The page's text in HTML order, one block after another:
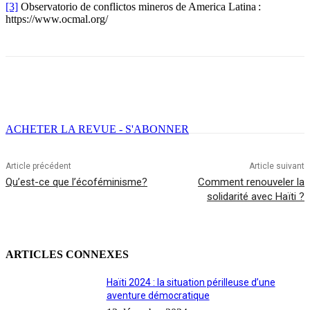
[3] Observatorio de conflictos mineros de America Latina :
https://www.ocmal.org/
ACHETER LA REVUE - S'ABONNER
Article précédent
Qu’est-ce que l’écoféminisme?
Article suivant
Comment renouveler la
solidarité avec Haïti ?
ARTICLES CONNEXES
Haïti 2024 : la situation périlleuse d’une
aventure démocratique